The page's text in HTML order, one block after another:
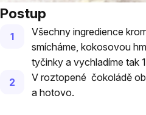
Postup
Všechny ingredience
smícháme, kokosovou
tyčinky a vychladíme tak
V roztopené čokoládě
a hotovo.